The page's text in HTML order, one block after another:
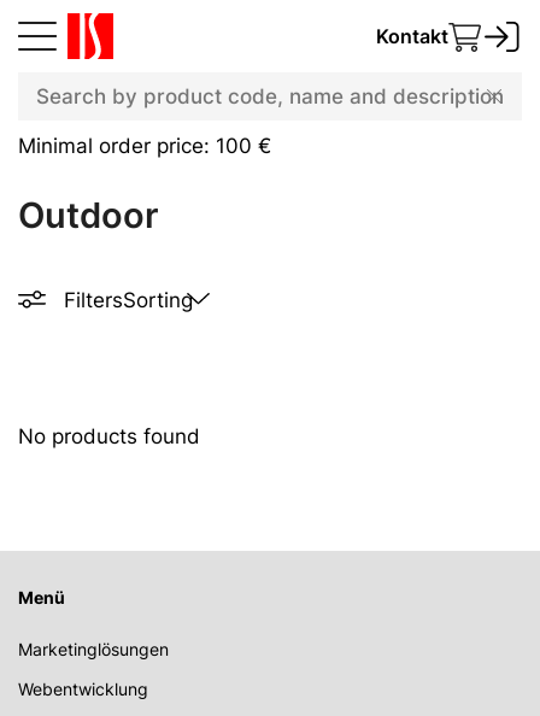
Kontakt
Minimal order price: 100 €
Outdoor
FiltersSorting
No products found
Menü
Marketinglösungen
Webentwicklung